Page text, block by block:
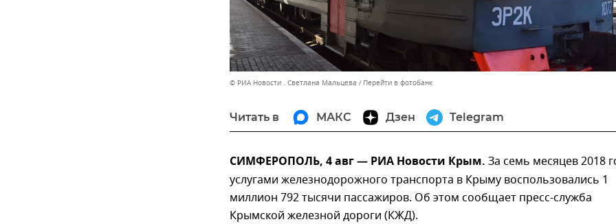
© РИА Новости . Светлана Мальцева Перейти в фотобанк
Читать в МАКС Дзен Telegram
СИМФЕРОПОЛЬ, 4 авг — РИА Новости Крым. За семь месяцев 2018
услугами железнодорожного транспорта в Крыму воспользовались 1
миллион 792 тысячи пассажиров. Об этом сообщает пресс-служба
Крымской железной дороги (КЖД).